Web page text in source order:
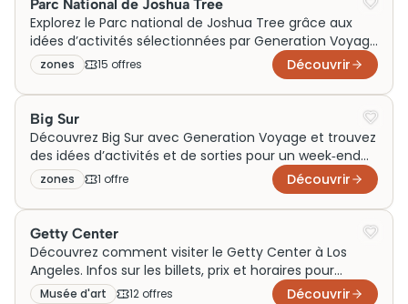
Parc National de Joshua Tree
Explorez le Parc national de Joshua Tree grâce aux
idées d’activités sélectionnées par Generation Voyage
pour enrichir votre séjour. Que ce soit en famille, en
couple ou lors d’un week-end, découvrez des sorties,
visites et expériences uniques autour de ce désert
iconique, parfait pour un voyage mêlant nature,
aventure et paysages spectaculaires.
zones 15 offres Découvrir
Big Sur
Découvrez Big Sur avec Generation Voyage et trouvez
des idées d’activités et de sorties pour un week‑end
en couple, un voyage en famille ou des visites
incontournables autour de la Highway 1. Entre
paysages sauvages, plages secrètes et points de vue
iconiques, vivez des expériences mémorables au
cœur de la côte californienne.
zones 1 offre Découvrir
Getty Center
Découvrez comment visiter le Getty Center à Los
Angeles. Infos sur les billets, prix et horaires pour
optimiser votre visite. Ne manquez rien!
Musée d'art 12 offres Découvrir